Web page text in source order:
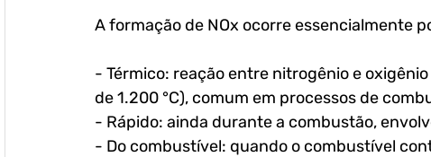
A formação de NOx ocorre essencialmente
- Térmico: reação entre nitrogênio e
de 1.200 °C), comum em processos de
- Rápido: ainda durante a combustão,
- Do combustível: quando o combustível